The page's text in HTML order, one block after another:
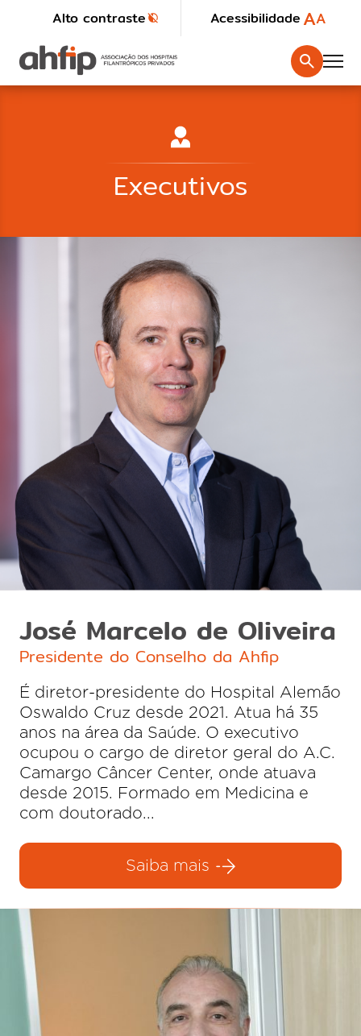
Alto contraste Acessibilidade AA
Executivos
José Marcelo de Oliveira
Presidente do Conselho da Ahfip
É diretor-presidente do Hospital Alemão
Oswaldo Cruz desde 2021. Atua há 35
anos na área da Saúde. O executivo
ocupou o cargo de diretor geral do A.C.
Camargo Câncer Center, onde atuava
desde 2015. Formado em Medicina e
com doutorado...
Saiba mais